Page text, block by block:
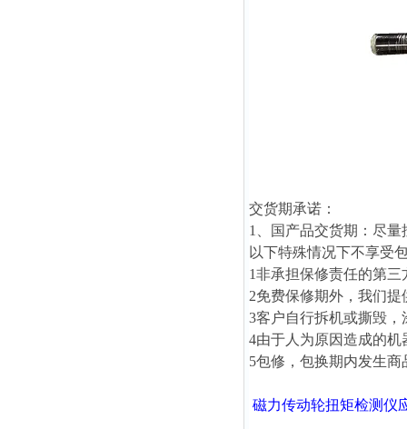
交货期承诺：
1、国产品交货期：尽
以下特殊情况下不享受
1非承担保修责任的第
2免费保修期外，我们
3客户自行拆机或撕毁
4由于人为原因造成的
5包修，包换期内发生
磁力传动轮扭矩检测仪